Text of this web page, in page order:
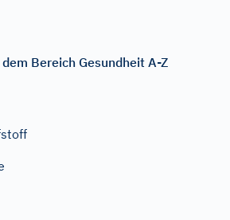
Bereich Gesundheit A-Z